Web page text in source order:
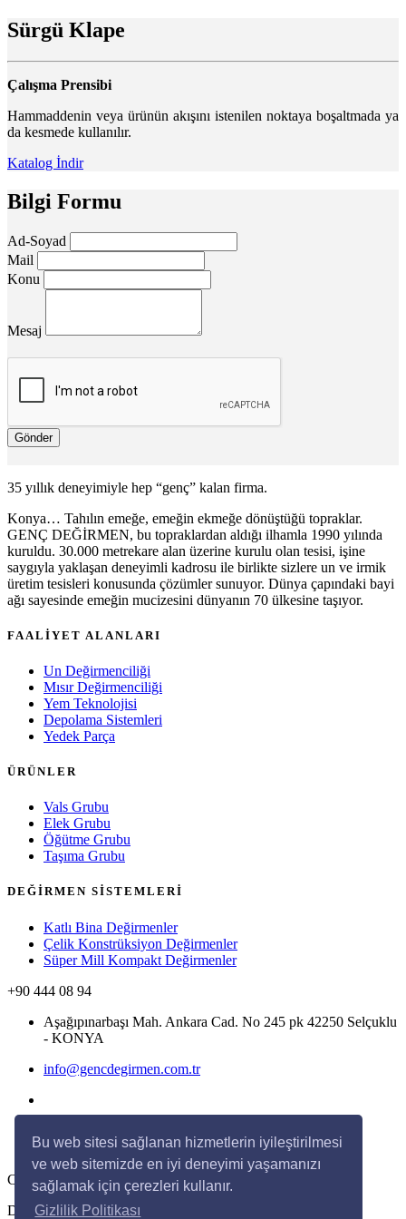
Bu web sitesi sağlanan hizmetlerin iyileştirilmesi
ve web sitemizde en iyi deneyimi yaşamanızı
sağlamak için çerezleri kullanır.
Gizlilik Politikası
Sürgü Klape
Çalışma Prensibi
Hammaddenin veya ürünün akışını istenilen noktaya boşaltmada ya
da kesmede kullanılır.
Katalog İndir
Bilgi Formu
Ad-Soyad
Mail
Konu
Mesaj
Gönder
35 yıllık deneyimiyle hep “genç” kalan firma.
Konya… Tahılın emeğe, emeğin ekmeğe dönüştüğü topraklar.
GENÇ DEĞİRMEN, bu topraklardan aldığı ilhamla 1990 yılında
kuruldu. 30.000 metrekare alan üzerine kurulu olan tesisi, işine
saygıyla yaklaşan deneyimli kadrosu ile birlikte sizlere un ve irmik
üretim tesisleri konusunda çözümler sunuyor. Dünya çapındaki bayi
ağı sayesinde emeğin mucizesini dünyanın 70 ülkesine taşıyor.
FAALİYET ALANLARI
Un Değirmenciliği
Mısır Değirmenciliği
Yem Teknolojisi
Depolama Sistemleri
Yedek Parça
ÜRÜNLER
Vals Grubu
Elek Grubu
Öğütme Grubu
Taşıma Grubu
DEĞİRMEN SİSTEMLERİ
Katlı Bina Değirmenler
Çelik Konstrüksiyon Değirmenler
Süper Mill Kompakt Değirmenler
+90 444 08 94
Aşağıpınarbaşı Mah. Ankara Cad. No 245 pk 42250 Selçuklu
- KONYA
info@gencdegirmen.com.tr
Copyright © 2020 Genç Değirmen Tüm hakları saklıdır.
Desing with byDivaynTasarım